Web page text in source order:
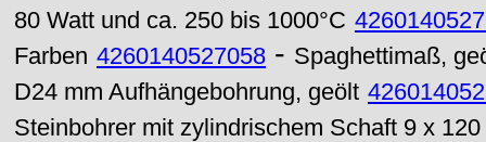
80 Watt und ca. 250 bis 1000°C
Farben 4260140527058 - Spaghettimaß,
D24 mm Aufhängebohrung, geölt
Steinbohrer mit zylindrischem Schaft 9 x 120